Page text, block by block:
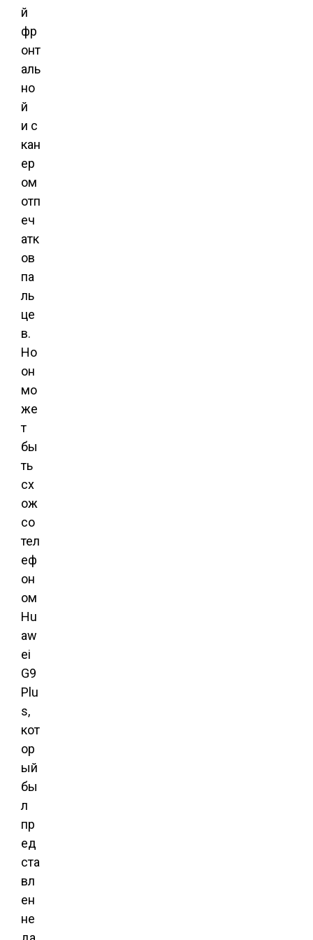
й
фр
онт
аль
но
й
и с
кан
ер
ом
отп
еч
атк
ов
па
ль
це
в.
Но
он
мо
же
т
бы
ть
сх
ож
со
тел
еф
он
ом
Hu
aw
ei
G9
Plu
s,
кот
ор
ый
бы
л
пр
ед
ста
вл
ен
не